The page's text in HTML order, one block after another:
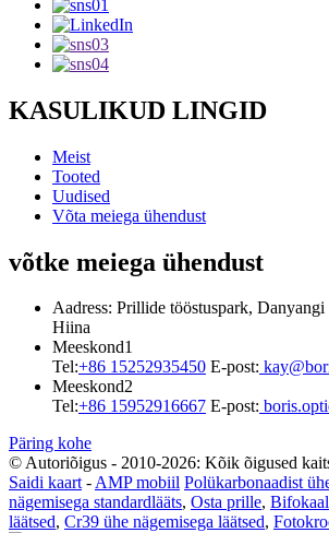
KASULIKUD LINGID
Meist
Tooted
Uudised
Võta meiega ühendust
võtke meiega ühendust
Aadress: Prillide tööstuspark,
Hiina
Meeskond1
Tel:+86 15252935450 E-post:
Meeskond2
Tel:+86 15952916667 E-post:
Päring kohe
© Autoriõigus - 2010-2026: Kõik õigused
Saidi kaart-AMP mobiil Polükarbonaadist
nägemisega standardlääts, Osta prille,
läätsed, Cr39 ühe nägemisega läätsed,